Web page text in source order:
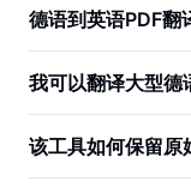
德语到英语PDF翻
我可以翻译大型德
该工具如何保留原